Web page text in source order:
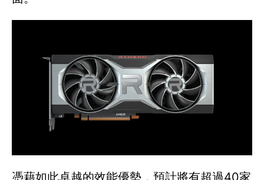
憑藉如此卓越的效能優勢，預計將有超過40家